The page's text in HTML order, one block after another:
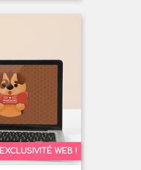
EXCLUSIVITÉ WEB !